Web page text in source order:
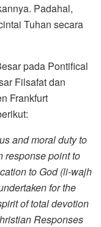
Padahal,
Tuhan secara
pada Pontifical
Filsafat dan
Frankfurt
and moral duty to
response point to
to God (li-wajh
for the
of total devotion
Responses